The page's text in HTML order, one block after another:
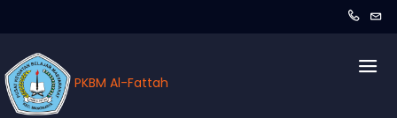
PKBM Al-Fattah